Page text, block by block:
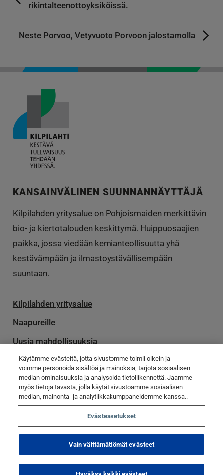
rikintalteenottoyksiköissä.
Neste Porvoo, Vetyvuoto Porvoon jalostamolla
KANSAINVÄLINEN SUUNNANNÄYTTÄJÄ
Kilpilahden yritysalue on Pohjoismaiden merkittävin
bio- ja kiertotalouden keskittymä. Huippuosaajien
paikka, jossa viedään kemianteollisuutta yhä
kestävämpään ja ilmastoystävällisempään
suuntaan.
Kilpilahden yritysalue
Naapureille
Uusia mahdollisuuksia
Palvelu­toimittajille
Ota yhteyttä
Poikkeamatiedotteet
© Kilpilahti 2023 Tietosuojaseloste Evästekäytännöt
Käytämme evästeitä, jotta sivustomme toimii oikein ja
voimme personoida sisältöä ja mainoksia, tarjota sosiaalisen
median ominaisuuksia ja analysoida tietoliikennettä. Jaamme
myös tietoja tavasta, jolla käytät sivustoamme sosiaalisen
median, mainonta- ja analytiikkakumppaneidemme kanssa..
Evästeasetukset
Vain välttämättömät evästeet